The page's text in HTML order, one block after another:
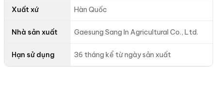
Xuất xứ Hàn Quốc
Nhà sản xuất Gaesung Sang In Agricultural Co., Ltd.
Hạn sử dụng 36 tháng kể từ ngày sản xuất